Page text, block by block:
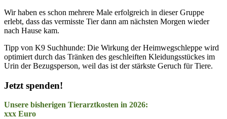
Wir haben es schon mehrere Male erfolgreich in dieser Gruppe
erlebt, dass das vermisste Tier dann am nächsten Morgen wieder
nach Hause kam.
Tipp von K9 Suchhunde: Die Wirkung der Heimwegschleppe wird
optimiert durch das Tränken des geschleiften Kleidungsstückes im
Urin der Bezugsperson, weil das ist der stärkste Geruch für Tiere.
Jetzt spenden!
Unsere bisherigen Tierarztkosten in 2026:
xxx Euro